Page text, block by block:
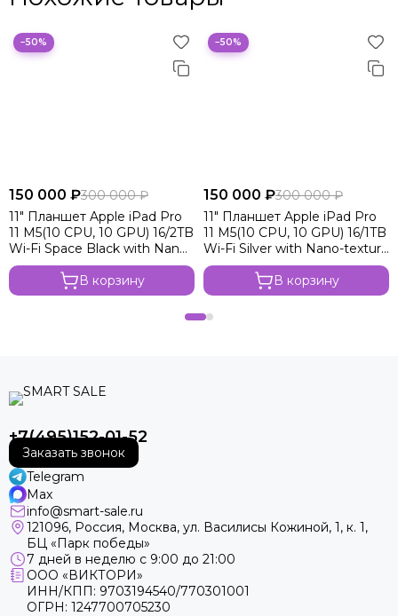
−50%
150 000 ₽300 000 ₽
11" Планшет Apple iPad Pro
11 M5(10 CPU, 10 GPU) 16/2TB
Wi-Fi Space Black with Nano-
texture glass
В корзину
−50%
150 000 ₽300 000 ₽
11" Планшет Apple iPad Pro
11 M5(10 CPU, 10 GPU) 16/1TB
Wi-Fi Silver with Nano-texture
glass
В корзину
+7(495)152-01-52
Заказать звонок
Telegram
Max
info@smart-sale.ru
121096, Россия, Москва, ул. Василисы Кожиной, 1, к. 1,
БЦ «Парк победы»
7 дней в неделю с 9:00 до 21:00
ООО «ВИКТОРИ»
ИНН/КПП: 9703194540/770301001
ОГРН: 1247700705230